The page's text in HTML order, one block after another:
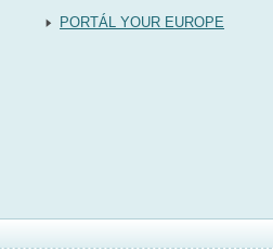
PORTÁL YOUR EUROPE